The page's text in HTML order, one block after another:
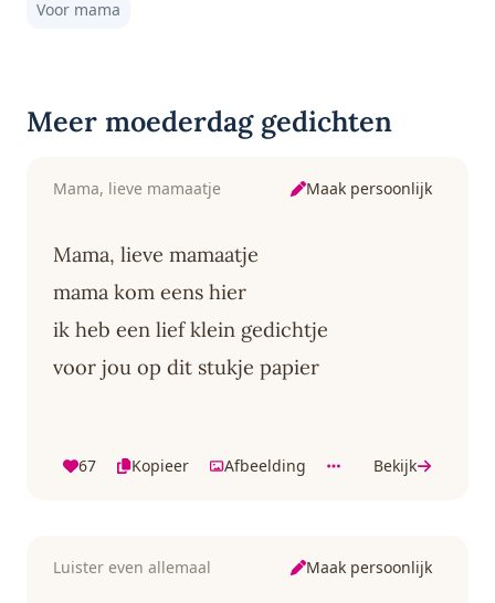
Voor mama
Meer moederdag gedichten
Mama, lieve mamaatje Maak persoonlijk
Mama, lieve mamaatje
mama kom eens hier
ik heb een lief klein gedichtje
voor jou op dit stukje papier
67 Kopieer Afbeelding Bekijk
Luister even allemaal Maak persoonlijk